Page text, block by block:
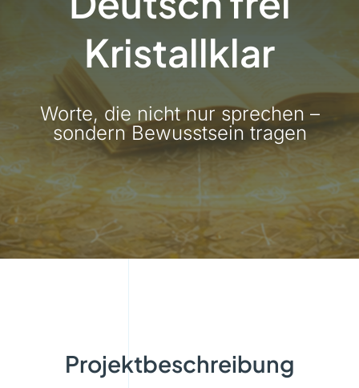
Kristallklar
Worte, die nicht nur sprechen –
sondern Bewusstsein tragen
Projektbeschreibung